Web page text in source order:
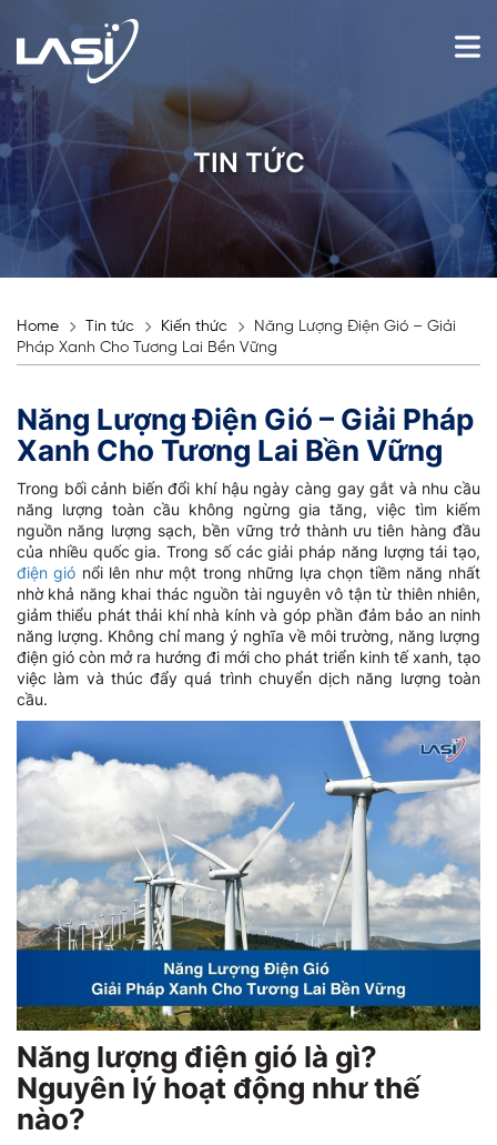
TIN TỨC
Home Tin tức Kiến thức
Năng Lượng Điện Gió – Giải
Pháp Xanh Cho Tương Lai Bền Vững
Năng Lượng Điện Gió – Giải Pháp
Xanh Cho Tương Lai Bền Vững
Trong bối cảnh biến đổi khí hậu ngày càng gay gắt và nhu cầu
năng lượng toàn cầu không ngừng gia tăng, việc tìm kiếm
nguồn năng lượng sạch, bền vững trở thành ưu tiên hàng đầu
của nhiều quốc gia. Trong số các giải pháp năng lượng tái tạo,
điện gió nổi lên như một trong những lựa chọn tiềm năng nhất
nhờ khả năng khai thác nguồn tài nguyên vô tận từ thiên nhiên,
giảm thiểu phát thải khí nhà kính và góp phần đảm bảo an ninh
năng lượng. Không chỉ mang ý nghĩa về môi trường, năng lượng
điện gió còn mở ra hướng đi mới cho phát triển kinh tế xanh, tạo
việc làm và thúc đẩy quá trình chuyển dịch năng lượng toàn
cầu.
Năng lượng điện gió là gì?
Nguyên lý hoạt động như thế
nào?